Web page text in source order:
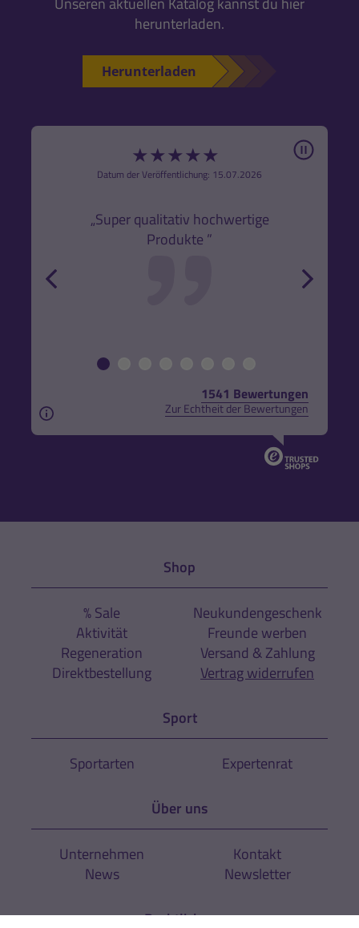
herunterladen.
Herunterladen
★★★★★
Datum der Veröffentlichung: 15.07.2026
„Super qualitativ hochwertige
Produkte ”
Pause
1541 Bewertungen
Zur Echtheit der Bewertungen
Aus rechtlichen Gründen weisen wir darauf hin,
Shop
% Sale
Aktivität
Regeneration
Direktbestellung
Neukundengeschenk
Freunde werben
Versand & Zahlung
Vertrag widerrufen
Sport
Sportarten Expertenrat
Über uns
Unternehmen
News
Kontakt
Newsletter
Rechtliches